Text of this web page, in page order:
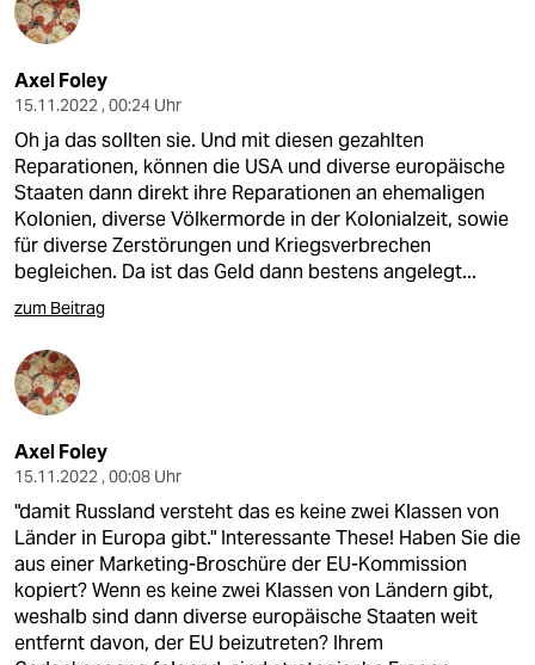
Axel Foley
15.11.2022 , 00:24 Uhr
Oh ja das sollten sie. Und mit diesen gezahlten
Reparationen, können die USA und diverse europäische
Staaten dann direkt ihre Reparationen an ehemaligen
Kolonien, diverse Völkermorde in der Kolonialzeit, sowie
für diverse Zerstörungen und Kriegsverbrechen
begleichen. Da ist das Geld dann bestens angelegt...
zum Beitrag
Axel Foley
15.11.2022 , 00:08 Uhr
"damit Russland versteht das es keine zwei Klassen von
Länder in Europa gibt." Interessante These! Haben Sie die
aus einer Marketing-Broschüre der EU-Kommission
kopiert? Wenn es keine zwei Klassen von Ländern gibt,
weshalb sind dann diverse europäische Staaten weit
entfernt davon, der EU beizutreten? Ihrem